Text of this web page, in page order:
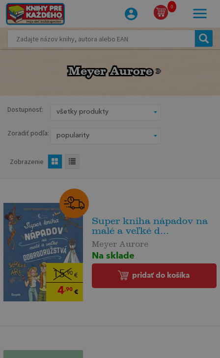
0
Meyer Aurore
Meyer Aurore
Dostupnosť:
Zoradiť podľa:
Zobrazenie
15,90€
4,90€
Super kniha nápadov na
malé a veľké d...
Meyer Aurore
Na sklade
pridať do košíka